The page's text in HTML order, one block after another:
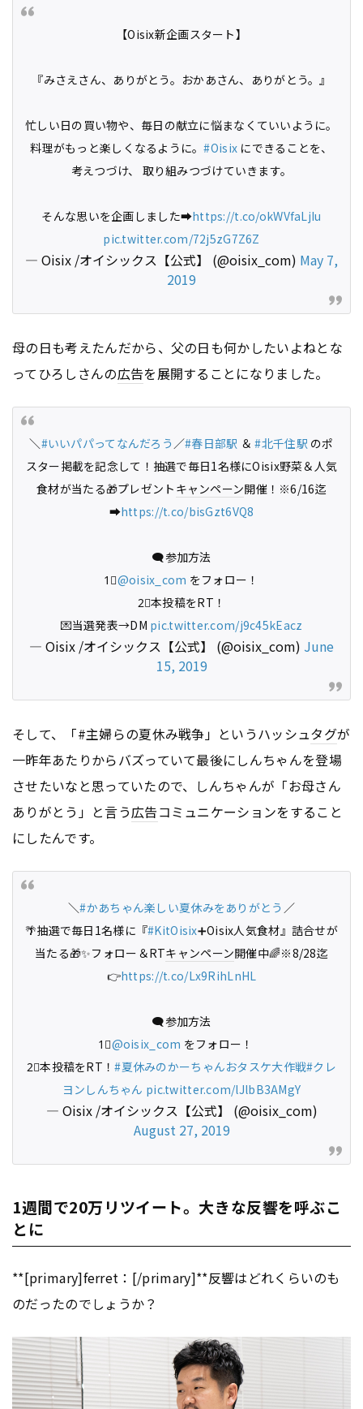
【Oisix新企画スタート】
『みさえさん、ありがとう。おかあさん、ありがとう。』
忙しい日の買い物や、毎日の献立に悩まなくていいように。
料理がもっと楽しくなるように。#Oisix にできることを、
考えつづけ、 取り組みつづけていきます。
そんな思いを企画しました➡https://t.co/okWVfaLjIu
pic.twitter.com/72j5zG7Z6Z
— Oisix /オイシックス【公式】 (@oisix_com) May 7,
2019
母の日も考えたんだから、父の日も何かしたいよねとな
ってひろしさんの広告を展開することになりました。
＼#いいパパってなんだろう ／#春日部駅 ＆#北千住駅 のポ
スター掲載を記念して！抽選で毎日1名様にOisix野菜＆人気
食材が当たる🎁プレゼント キャンペーン開催！※6/16迄
➡️https://t.co/bisGzt6VQ8
🗨️参加方法
1⃣@oisix_com をフォロー！
2⃣本投稿をRT！
💌当選発表→DM pic.twitter.com/j9c45kEacz
— Oisix /オイシックス【公式】 (@oisix_com) June
15, 2019
そして、「#主婦らの夏休み戦争」というハッシュタグが
一昨年あたりからバズっていて最後にしんちゃんを登場
させたいなと思っていたので、しんちゃんが「お母さん
ありがとう」と言う広告コミュニケーションをすること
にしたんです。
＼#かあちゃん楽しい夏休みをありがとう ／
🌴抽選で毎日1名様に『#KitOisix➕Oisix人気食材』詰合せが
当たる🎁✨フォロー＆RTキャンペーン開催中🌈※8/28迄
👉https://t.co/Lx9RihLnHL
🗨️参加方法
1⃣@oisix_com をフォロー！
2⃣本投稿をRT！#夏休みのかーちゃんおタスケ大作戦#クレ
ヨンしんちゃん pic.twitter.com/lJlbB3AMgY
— Oisix /オイシックス【公式】 (@oisix_com)
August 27, 2019
1週間で20万リツイート。大きな反響を呼ぶこ
とに
**[primary]ferret：[/primary]**反響はどれくらいのも
のだったのでしょうか？